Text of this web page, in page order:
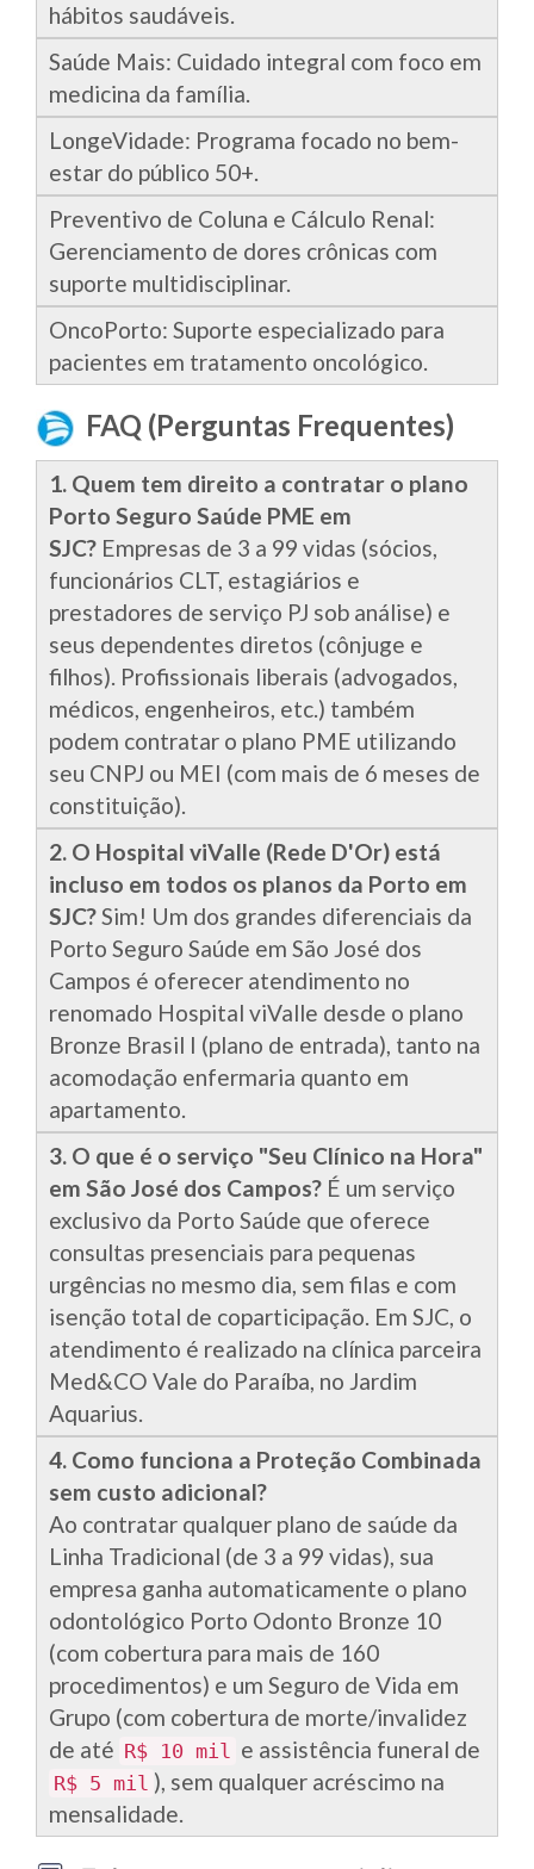
hábitos saudáveis.
Saúde Mais: Cuidado integral com foco em
medicina da família.
LongeVidade: Programa focado no bem-
estar do público 50+.
Preventivo de Coluna e Cálculo Renal:
Gerenciamento de dores crônicas com
suporte multidisciplinar.
OncoPorto: Suporte especializado para
pacientes em tratamento oncológico.
FAQ (Perguntas Frequentes)
1. Quem tem direito a contratar o plano
Porto Seguro Saúde PME em
SJC? Empresas de 3 a 99 vidas (sócios,
funcionários CLT, estagiários e
prestadores de serviço PJ sob análise) e
seus dependentes diretos (cônjuge e
filhos). Profissionais liberais (advogados,
médicos, engenheiros, etc.) também
podem contratar o plano PME utilizando
seu CNPJ ou MEI (com mais de 6 meses de
constituição).
2. O Hospital viValle (Rede D'Or) está
incluso em todos os planos da Porto em
SJC?Sim! Um dos grandes diferenciais da
Porto Seguro Saúde em São José dos
Campos é oferecer atendimento no
renomado Hospital viValle desde o plano
Bronze Brasil I (plano de entrada), tanto na
acomodação enfermaria quanto em
apartamento.
3. O que é o serviço "Seu Clínico na Hora"
em São José dos Campos? É um serviço
exclusivo da Porto Saúde que oferece
consultas presenciais para pequenas
urgências no mesmo dia, sem filas e com
isenção total de coparticipação. Em SJC, o
atendimento é realizado na clínica parceira
Med&CO Vale do Paraíba, no Jardim
Aquarius.
4. Como funciona a Proteção Combinada
sem custo adicional?
Ao contratar qualquer plano de saúde da
Linha Tradicional (de 3 a 99 vidas), sua
empresa ganha automaticamente o plano
odontológico Porto Odonto Bronze 10
(com cobertura para mais de 160
procedimentos) e um Seguro de Vida em
Grupo (com cobertura de morte/invalidez
de até R$ 10 mil e assistência funeral de
R$ 5 mil ), sem qualquer acréscimo na
mensalidade.